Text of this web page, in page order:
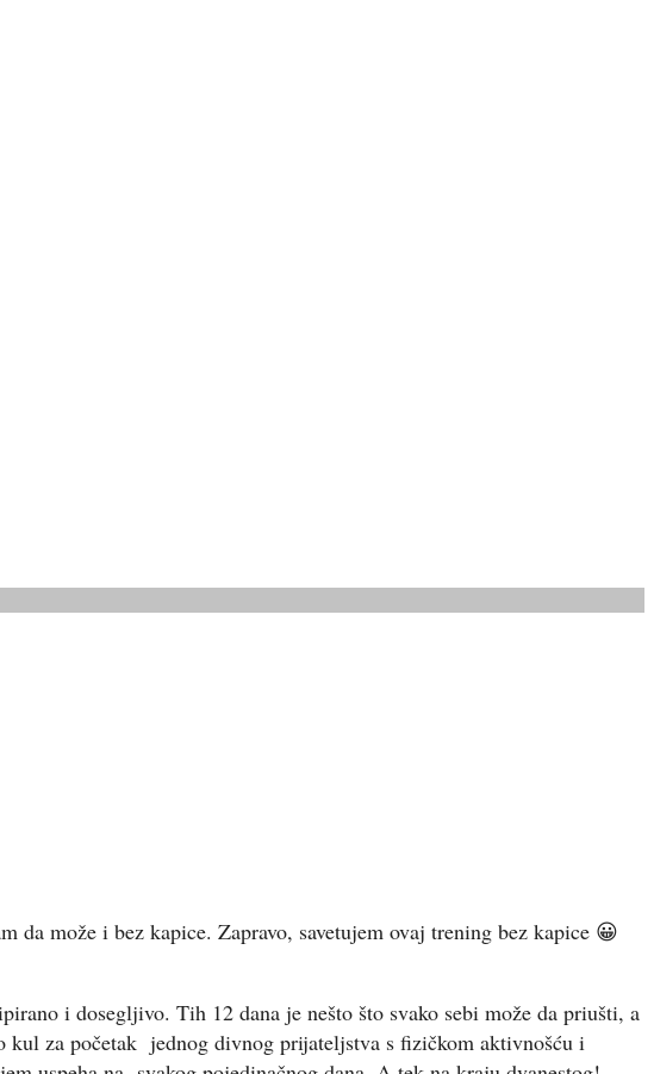
može i bez kapice. Zapravo, savetujem ovaj trening bez kapice 😀
i dosegljivo. Tih 12 dana je nešto što svako sebi može da priušti, a
kul za početak jednog divnog prijateljstva s fizičkom aktivnošću i